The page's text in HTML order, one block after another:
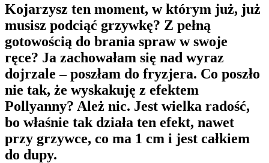
Kojarzysz ten moment, w którym już, już
musisz podciąć grzywkę? Z pełną
gotowością do brania spraw w swoje
ręce? Ja zachowałam się nad wyraz
dojrzale – poszłam do fryzjera. Co poszło
nie tak, że wyskakuję z efektem
Pollyanny? Ależ nic. Jest wielka radość,
bo właśnie tak działa ten efekt, nawet
przy grzywce, co ma 1 cm i jest całkiem
do dupy.